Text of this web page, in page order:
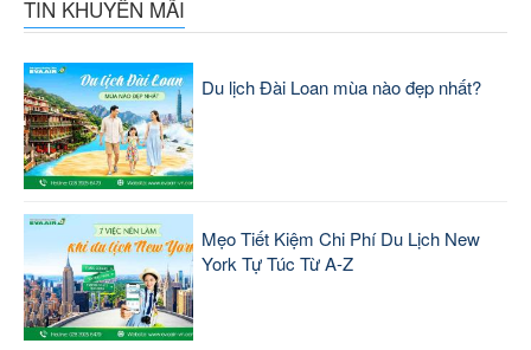
TIN KHUYẾN MÃI
Du lịch Đài Loan mùa nào đẹp nhất?
Mẹo Tiết Kiệm Chi Phí Du Lịch New
York Tự Túc Từ A-Z